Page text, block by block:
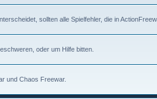
sollten alle Spielfehler, die in
oder um Hilfe bitten.
und Chaos Freewar.